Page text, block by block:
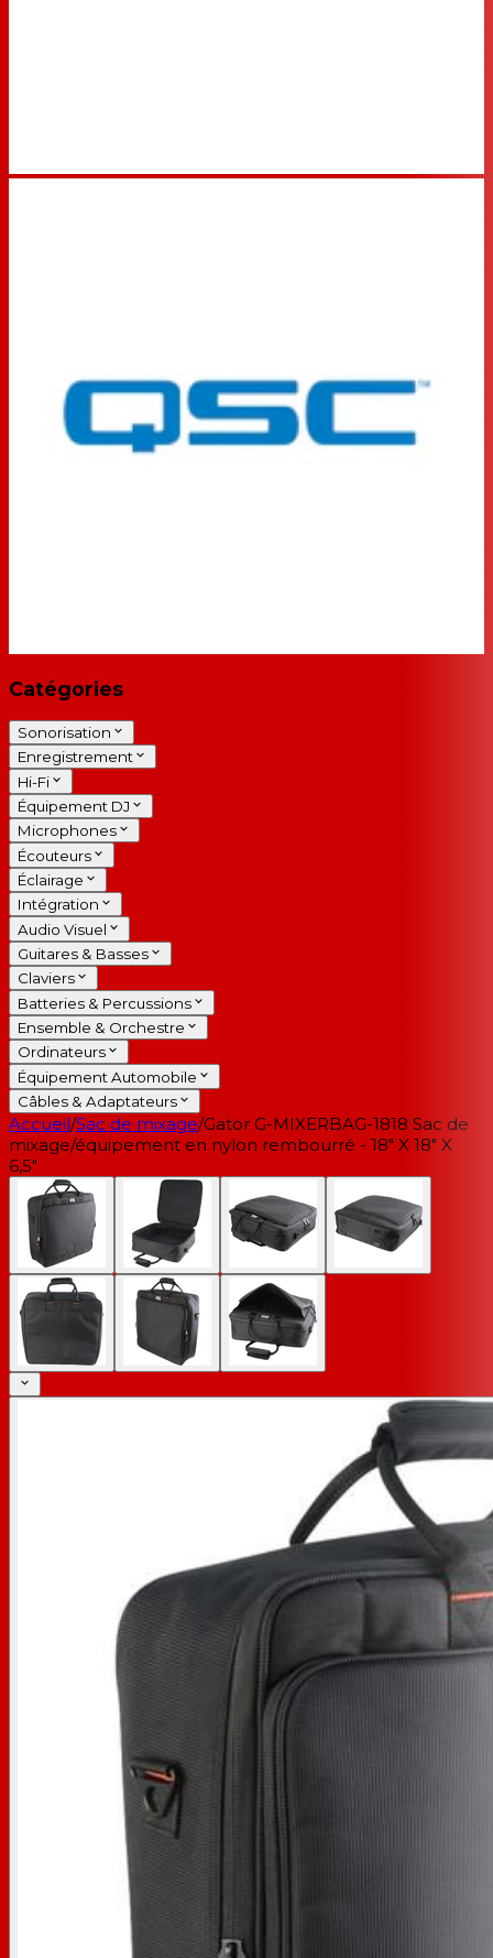
Catégories
Sonorisation
Enregistrement
Hi-Fi
Équipement DJ
Microphones
Écouteurs
Éclairage
Intégration
Audio Visuel
Guitares & Basses
Claviers
Batteries & Percussions
Ensemble & Orchestre
Ordinateurs
Équipement Automobile
Câbles & Adaptateurs
Accueil/Sac de mixage/Gator G-MIXERBAG-1818 Sac de
mixage/équipement en nylon rembourré - 18" X 18" X
6,5"